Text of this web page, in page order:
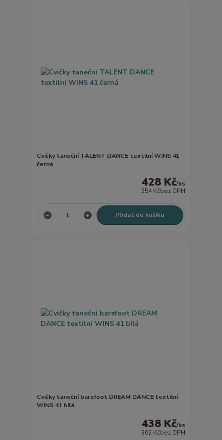
Cvičky taneční TALENT DANCE textilní WINS 41
černá
428 Kč/ks
354 Kčbez DPH
Přidat do košíku
Cvičky taneční barefoot DREAM DANCE textilní
WINS 41 bílá
438 Kč/ks
362 Kčbez DPH